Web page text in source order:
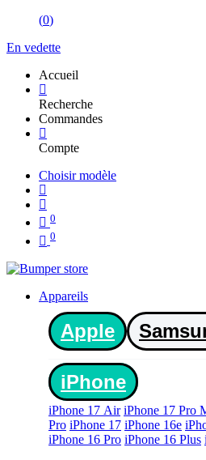
(0)
En vedette
Accueil
Recherche
Commandes
Compte
Choisir modèle
0
0
Appareils
Apple
iPhone
iPhone 17 Air iPhone 17 Pro
Pro iPhone 17 iPhone 16e
iPhone 16 Pro iPhone 16 Plus